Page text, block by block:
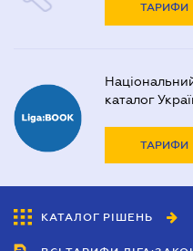
ТАРИФИ
каталог
ТАРИФИ
КАТАЛОГ РІШЕНЬ